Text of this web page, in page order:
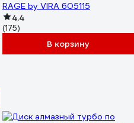
RAGE by VIRA 605115
4.4
(175)
В корзину